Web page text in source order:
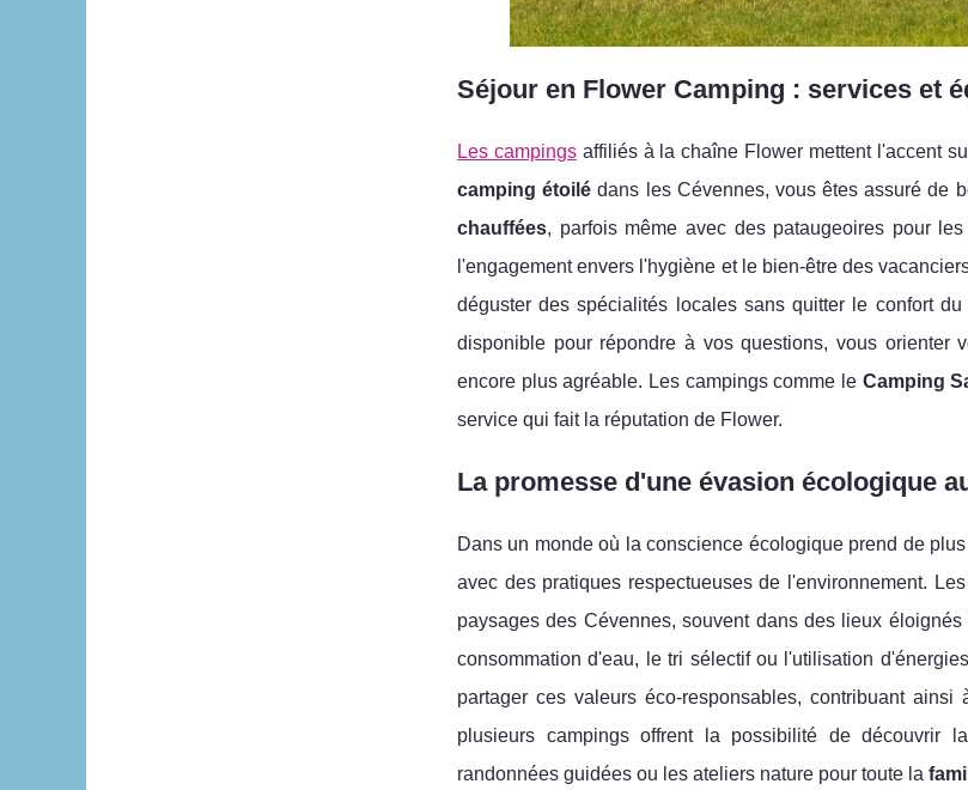
Séjour en Flower Camping : services et
Les campingsaffiliés à la chaîne Flower mettent l'accent
camping étoilé dans les Cévennes, vous êtes assuré de
chauffées, parfois même avec des pataugeoires pour
l'engagement envers l'hygiène et le bien-être des
déguster des spécialités locales sans quitter le confort
disponible pour répondre à vos questions, vous orienter
encore plus agréable. Les campings comme le Camping
service qui fait la réputation de Flower.
La promesse d'une évasion écologique
Dans un monde où la conscience écologique prend de
avec des pratiques respectueuses de l'environnement.
paysages des Cévennes, souvent dans des lieux
consommation d'eau, le tri sélectif ou l'utilisation
partager ces valeurs éco-responsables, contribuant ainsi
plusieurs campings offrent la possibilité de découvrir
randonnées guidées ou les ateliers nature pour toute la